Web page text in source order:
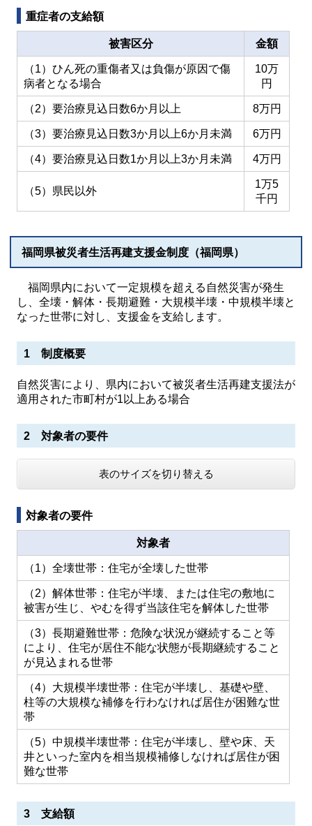
重症者の支給額
被害区分 金額
（1）ひん死の重傷者又は負傷が原因で傷
病者となる場合
10万
円
（2）要治療見込日数6か月以上 8万円
（3）要治療見込日数3か月以上6か月未満 6万円
（4）要治療見込日数1か月以上3か月未満 4万円
（5）県民以外
1万5
千円
福岡県被災者生活再建支援金制度（福岡県）
福岡県内において一定規模を超える自然災害が発生
し、全壊・解体・長期避難・大規模半壊・中規模半壊と
なった世帯に対し、支援金を支給します。
1 制度概要
自然災害により、県内において被災者生活再建支援法が
適用された市町村が1以上ある場合
2 対象者の要件
表のサイズを切り替える
対象者の要件
対象者
（1）全壊世帯：住宅が全壊した世帯
（2）解体世帯：住宅が半壊、または住宅の敷地に
被害が生じ、やむを得ず当該住宅を解体した世帯
（3）長期避難世帯：危険な状況が継続すること等
により、住宅が居住不能な状態が長期継続すること
が見込まれる世帯
（4）大規模半壊世帯：住宅が半壊し、基礎や壁、
柱等の大規模な補修を行わなければ居住が困難な世
帯
（5）中規模半壊世帯：住宅が半壊し、壁や床、天
井といった室内を相当規模補修しなければ居住が困
難な世帯
3 支給額